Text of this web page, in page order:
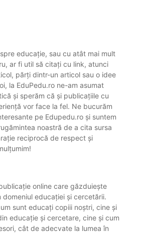
educație, sau cu atât mai mult
ar fi util să citați cu link, atunci
părți dintr-un articol sau o idee
la EduPedu.ro ne-am asumat
și sperăm că și publicațiile cu
vor face la fel. Ne bucurăm
pe Edupedu.ro și suntem
noastră de a cita sursa
reciprocă de respect și
online care găzduiește
educației și cercetării.
sunt educați copiii noștri, cine și
educație și cercetare, cine și cum
cât de adecvate la lumea în